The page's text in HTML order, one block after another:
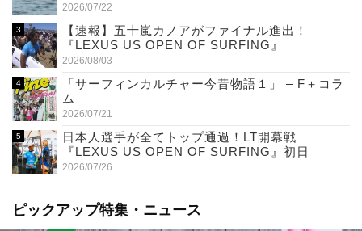
2026/07/22
【速報】五十嵐カノアがファイナル進出！
『LEXUS US OPEN OF SURFING』
2026/08/03
「サーフィンカルチャー今昔物語１」 – F＋コラ
ム
2026/07/21
日本人選手が全てトップ通過！LT開幕戦
『LEXUS US OPEN OF SURFING』初日
2026/07/26
ピックアップ特集・ニュース